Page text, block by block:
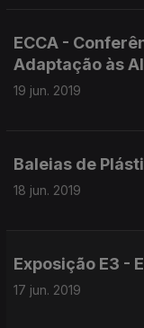
ECCA -
Adaptação às
19 jun. 2019
Baleias de
18 jun. 2019
Exposição E3 -
17 jun. 2019